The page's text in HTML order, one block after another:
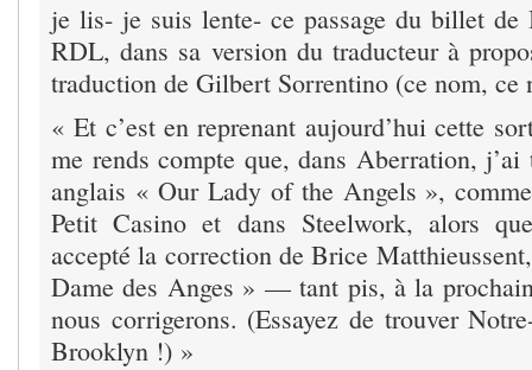
je lis- je suis lente- ce passage du billet
RDL, dans sa version du traducteur à
traduction de Gilbert Sorrentino (ce nom,
« Et c’est en reprenant aujourd’hui cette
me rends compte que, dans Aberration, j’ai
anglais « Our Lady of the Angels »,
Petit Casino et dans Steelwork, alors
accepté la correction de Brice
Dame des Anges » — tant pis, à la
nous corrigerons. (Essayez de trouver
Brooklyn !) »